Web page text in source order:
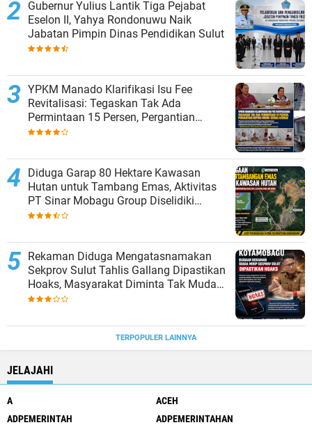
Gubernur Yulius Lantik Tiga Pejabat
Eselon II, Yahya Rondonuwu Naik
Jabatan Pimpin Dinas Pendidikan Sulut
YPKM Manado Klarifikasi Isu Fee
Revitalisasi: Tegaskan Tak Ada
Permintaan 15 Persen, Pergantian
Kepsek Murni Sesuai Aturan
Diduga Garap 80 Hektare Kawasan
Hutan untuk Tambang Emas, Aktivitas
PT Sinar Mobagu Group Diselidiki
Aparat
Rekaman Diduga Mengatasnamakan
Sekprov Sulut Tahlis Gallang Dipastikan
Hoaks, Masyarakat Diminta Tak Mudah
Percaya
TERPOPULER LAINNYA
JELAJAHI
A
ACEH
ADPEMERINTAH
ADPEMERINTAHAN